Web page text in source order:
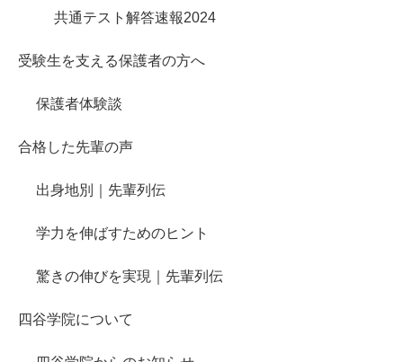
共通テスト解答速報2024
受験生を支える保護者の方へ
保護者体験談
合格した先輩の声
出身地別｜先輩列伝
学力を伸ばすためのヒント
驚きの伸びを実現｜先輩列伝
四谷学院について